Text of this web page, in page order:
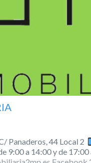
44 Local 2
9:00 a 14:00 y de